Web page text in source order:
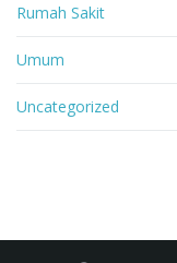
Rumah Sakit
Umum
Uncategorized